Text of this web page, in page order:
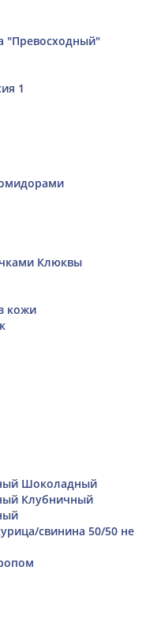
"Превосходный"
1
Клюквы
кожи
Шоколадный
Клубничный
свинина 50/50 не